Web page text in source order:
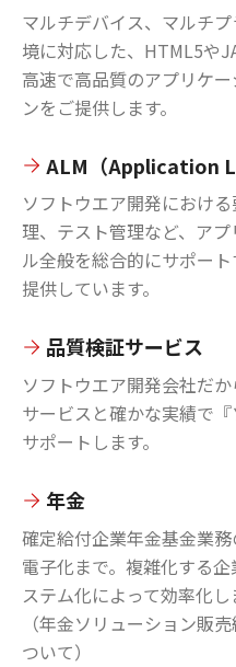
マルチデバイス、マルチ
境に対応した、HTML5や
高速で高品質のアプリケ
ンをご提供します。
ALM（Application
ソフトウエア開発におけ
理、テスト管理など、ア
ル全般を総合的にサポー
提供しています。
品質検証サービス
ソフトウエア開発会社だ
サービスと確かな実績で
サポートします。
年金
確定給付企業年金基金業
電子化まで。複雑化する
ステム化によって効率化し
（年金ソリューション販
ついて）​